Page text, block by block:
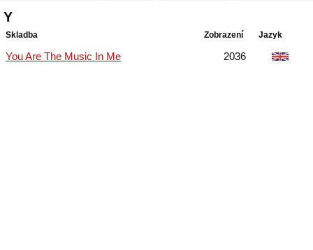
Y
Skladba Zobrazení Jazyk
You Are The Music In Me 2036